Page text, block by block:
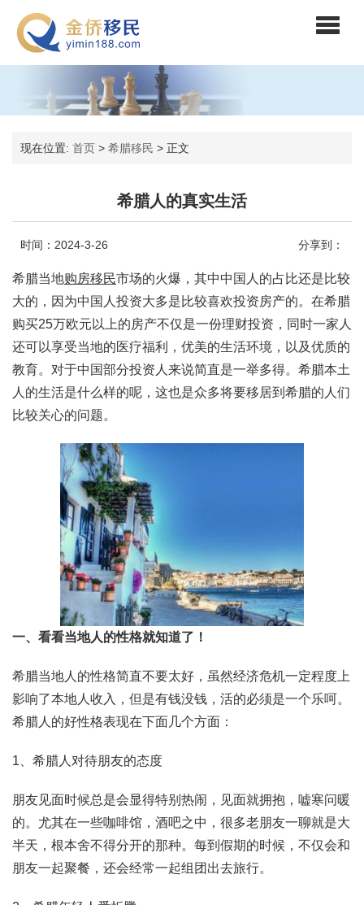
现在位置: 首页 > 希腊移民 > 正文
希腊人的真实生活
时间：2024-3-26 分享到：
希腊当地购房移民市场的火爆，其中中国人的占比还是比较
大的，因为中国人投资大多是比较喜欢投资房产的。在希腊
购买25万欧元以上的房产不仅是一份理财投资，同时一家人
还可以享受当地的医疗福利，优美的生活环境，以及优质的
教育。对于中国部分投资人来说简直是一举多得。希腊本土
人的生活是什么样的呢，这也是众多将要移居到希腊的人们
比较关心的问题。
一、看看当地人的性格就知道了！
希腊当地人的性格简直不要太好，虽然经济危机一定程度上
影响了本地人收入，但是有钱没钱，活的必须是一个乐呵。
希腊人的好性格表现在下面几个方面：
1、希腊人对待朋友的态度
朋友见面时候总是会显得特别热闹，见面就拥抱，嘘寒问暖
的。尤其在一些咖啡馆，酒吧之中，很多老朋友一聊就是大
半天，根本舍不得分开的那种。每到假期的时候，不仅会和
朋友一起聚餐，还会经常一起组团出去旅行。